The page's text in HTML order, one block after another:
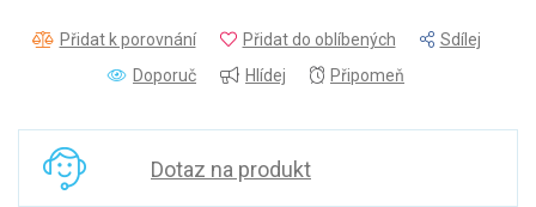
Přidat k porovnání Přidat do oblíbených
Sdílej
Doporuč
Hlídej Připomeň
Dotaz na produkt